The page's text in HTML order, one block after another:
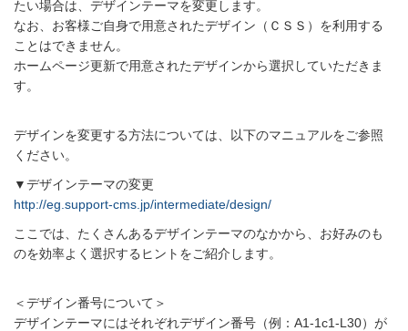
たい場合は、デザインテーマを変更します。
なお、お客様ご自身で用意されたデザイン（ＣＳＳ）を利用する
ことはできません。
ホームページ更新で用意されたデザインから選択していただきま
す。
デザインを変更する方法については、以下のマニュアルをご参照
ください。
▼デザインテーマの変更
http://eg.support-cms.jp/intermediate/design/
ここでは、たくさんあるデザインテーマのなかから、お好みのも
のを効率よく選択するヒントをご紹介します。
＜デザイン番号について＞
デザインテーマにはそれぞれデザイン番号（例：A1-1c1-L30）が